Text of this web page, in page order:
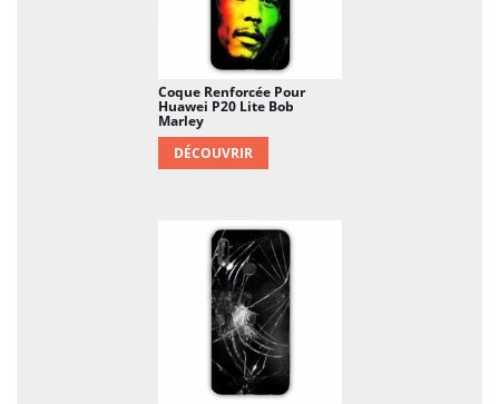
Coque Renforcée Pour
Huawei P20 Lite Bob
Marley
DÉCOUVRIR